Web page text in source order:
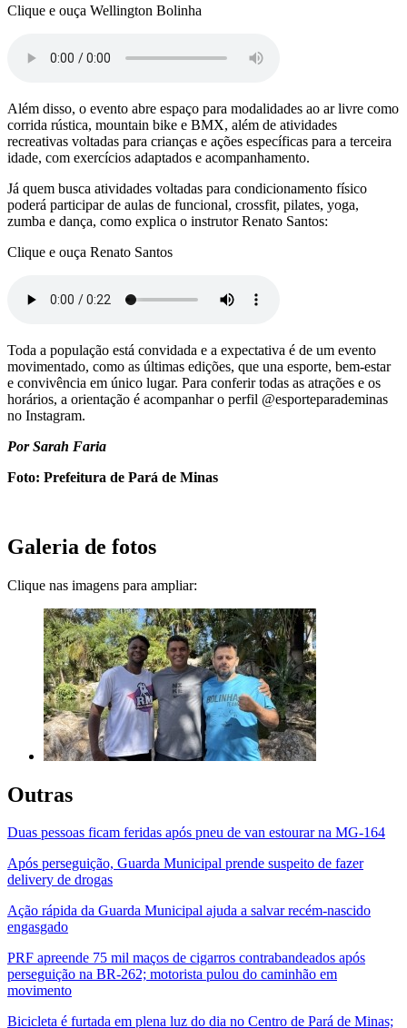
Clique e ouça Wellington Bolinha
Além disso, o evento abre espaço para modalidades ao ar livre como
corrida rústica, mountain bike e BMX, além de atividades
recreativas voltadas para crianças e ações específicas para a terceira
idade, com exercícios adaptados e acompanhamento.
Já quem busca atividades voltadas para condicionamento físico
poderá participar de aulas de funcional, crossfit, pilates, yoga,
zumba e dança, como explica o instrutor Renato Santos:
Clique e ouça Renato Santos
Toda a população está convidada e a expectativa é de um evento
movimentado, como as últimas edições, que una esporte, bem-estar
e convivência em único lugar. Para conferir todas as atrações e os
horários, a orientação é acompanhar o perfil @esporteparademinas
no Instagram.
Por Sarah Faria
Foto: Prefeitura de Pará de Minas
Galeria de fotos
Clique nas imagens para ampliar:
Outras
Duas pessoas ficam feridas após pneu de van estourar na MG-164
Após perseguição, Guarda Municipal prende suspeito de fazer
delivery de drogas
Ação rápida da Guarda Municipal ajuda a salvar recém-nascido
engasgado
PRF apreende 75 mil maços de cigarros contrabandeados após
perseguição na BR-262; motorista pulou do caminhão em
movimento
Bicicleta é furtada em plena luz do dia no Centro de Pará de Minas;